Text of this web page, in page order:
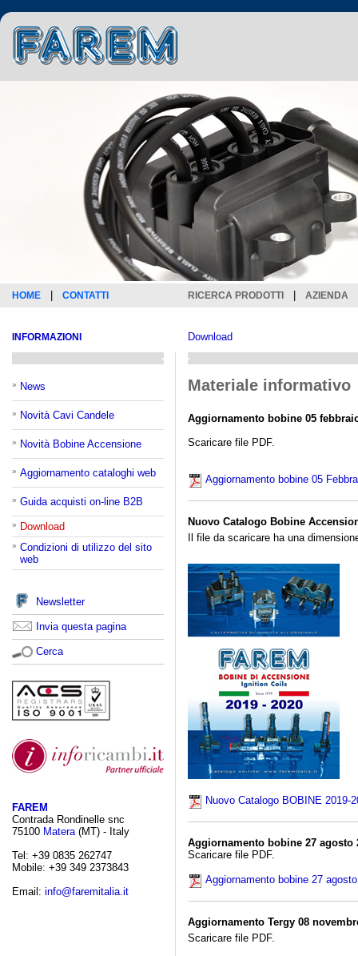
HOME CONTATTI RICERCA PRODOTTI AZIENDA
INFORMAZIONI Download
» News
» Novità Cavi Candele
» Novità Bobine Accensione
» Aggiornamento cataloghi web
» Guida acquisti on-line B2B
» Download
» Condizioni di utilizzo del sito
web
Newsletter
Invia questa pagina
Cerca
FAREM
Contrada Rondinelle snc
75100 Matera(MT) - Italy
Tel: +39 0835 262747
Mobile: +39 349 2373843
Email: info@faremitalia.it
Materiale informativo
Aggiornamento bobine 05
Scaricare file PDF.
Aggiornamento bobine 05
Nuovo Catalogo Bobine
Il file da scaricare ha una
Nuovo Catalogo BOBINE 2019-
Aggiornamento bobine 27 agosto
Scaricare file PDF.
Aggiornamento bobine 27
Aggiornamento Tergy 08
Scaricare file PDF.